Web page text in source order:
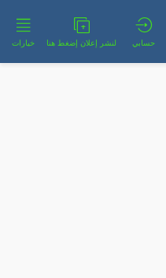
حسابي لنشر إعلان إضغط هنا خيارات